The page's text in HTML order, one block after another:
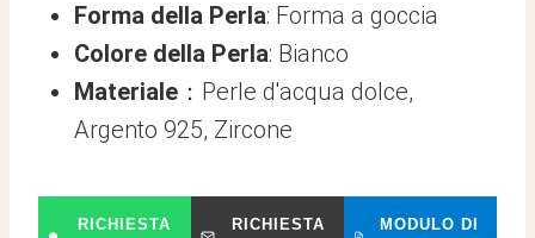
Forma della Perla: Forma a goccia
Colore della Perla: Bianco
Materiale ：Perle d'acqua dolce,
Argento 925, Zircone
RICHIESTA
RICHIESTA
MODULO DI